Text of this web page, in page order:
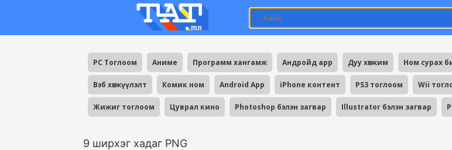
PC Тоглоом Аниме Программ хангамж Андройд app Дуу хөгжим Ном сурах
Вэб хөгжүүлэлт Комик ном Android App iPhone контент PS3 тоглоом Wii
Жижиг тоглоом Цуврал кино Photoshop бэлэн загвар Illustrator бэлэн загвар
9 ширхэг хадаг PNG